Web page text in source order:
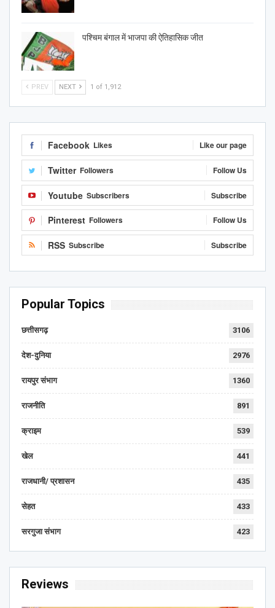
पश्चिम बंगाल में भाजपा की ऐतिहासिक जीत
PREV NEXT 1 of 1,912
Facebook Likes Like our page
Twitter Followers Follow Us
Youtube Subscribers Subscribe
Pinterest Followers Follow Us
RSS Subscribe Subscribe
Popular Topics
छत्तीसगढ़ 3106
देश-दुनिया 2976
रायपुर संभाग 1360
राजनीति 891
क्राइम 539
खेल 441
राजधानी/ प्रशासन 435
सेहत 433
सरगुजा संभाग 423
Reviews